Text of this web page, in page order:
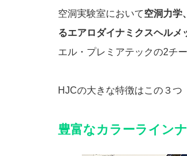
空洞実験室において空洞力学
るエアロダイナミクスヘルメ
エル・プレミアテックの2チ
HJCの大きな特徴はこの３つ
豊富なカラーライン